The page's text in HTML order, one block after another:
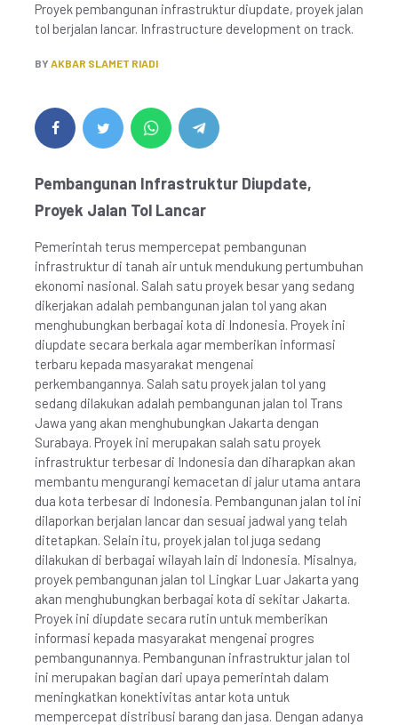
Proyek pembangunan infrastruktur diupdate, proyek jalan
tol berjalan lancar. Infrastructure development on track.
BY AKBAR SLAMET RIADI
Pembangunan Infrastruktur Diupdate,
Proyek Jalan Tol Lancar
Pemerintah terus mempercepat pembangunan
infrastruktur di tanah air untuk mendukung pertumbuhan
ekonomi nasional. Salah satu proyek besar yang sedang
dikerjakan adalah pembangunan jalan tol yang akan
menghubungkan berbagai kota di Indonesia. Proyek ini
diupdate secara berkala agar memberikan informasi
terbaru kepada masyarakat mengenai
perkembangannya. Salah satu proyek jalan tol yang
sedang dilakukan adalah pembangunan jalan tol Trans
Jawa yang akan menghubungkan Jakarta dengan
Surabaya. Proyek ini merupakan salah satu proyek
infrastruktur terbesar di Indonesia dan diharapkan akan
membantu mengurangi kemacetan di jalur utama antara
dua kota terbesar di Indonesia. Pembangunan jalan tol ini
dilaporkan berjalan lancar dan sesuai jadwal yang telah
ditetapkan. Selain itu, proyek jalan tol juga sedang
dilakukan di berbagai wilayah lain di Indonesia. Misalnya,
proyek pembangunan jalan tol Lingkar Luar Jakarta yang
akan menghubungkan berbagai kota di sekitar Jakarta.
Proyek ini diupdate secara rutin untuk memberikan
informasi kepada masyarakat mengenai progres
pembangunannya. Pembangunan infrastruktur jalan tol
ini merupakan bagian dari upaya pemerintah dalam
meningkatkan konektivitas antar kota untuk
mempercepat distribusi barang dan jasa. Dengan adanya